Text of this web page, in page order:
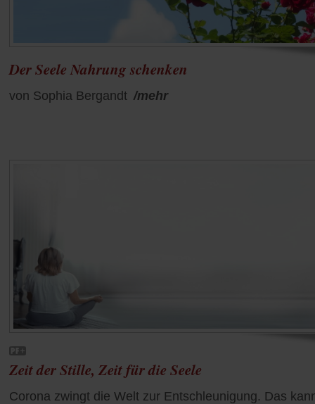
Der Seele Nahrung schenken
von Sophia Bergandt /mehr
Zeit der Stille, Zeit für die Seele
Corona zwingt die Welt zur Entschleunigung. Das